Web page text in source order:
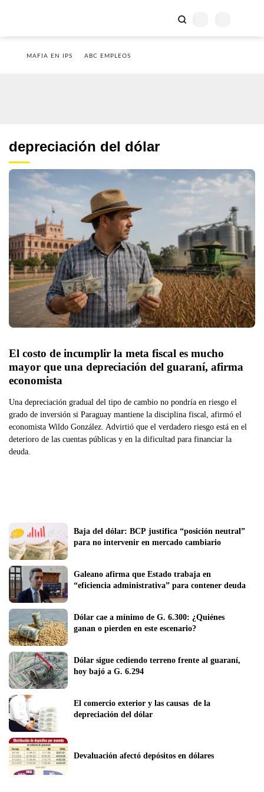
MAFIA EN IPS ABC EMPLEOS
depreciación del dólar
El costo de incumplir la meta fiscal es mucho
mayor que una depreciación del guaraní, afirma
Una depreciación gradual del tipo de cambio no pondría en riesgo el
grado de inversión si Paraguay mantiene la disciplina fiscal, afirmó el
economista Wildo González. Advirtió que el verdadero riesgo está en el
deterioro de las cuentas públicas y en la dificultad para financiar la
deuda.
Baja del dólar: BCP justifica “posición neutral”
Galeano afirma que Estado trabaja en
Dólar cae a mínimo de G. 6.300: ¿Quiénes
ganan o pierden en este escenario?
Dólar sigue cediendo terreno frente al guaraní,
hoy bajó a G. 6.294
El comercio exterior y las causas  de la
depreciación del dólar
Devaluación afectó depósitos en dólares